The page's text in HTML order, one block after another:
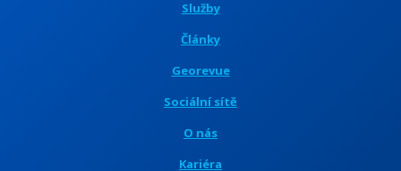
Služby
Články
Georevue
Sociální sítě
O nás
Kariéra